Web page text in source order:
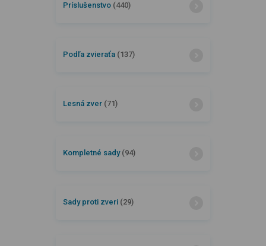
Príslušenstvo (440)
Podľa zvieraťa (137)
Lesná zver (71)
Kompletné sady (94)
Sady proti zveri (29)